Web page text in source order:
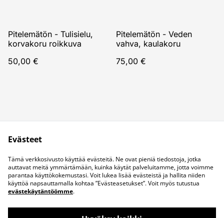
Pitelemätön - Tulisielu,
korvakoru roikkuva
50,00 €
Pitelemätön - Veden
vahva, kaulakoru
75,00 €
Juridiset ehdot
Tietosuojakäytäntö
Evästekäytäntö
Ota yhteyttä
Evästeet
Tämä verkkosivusto käyttää evästeitä. Ne ovat pieniä tiedostoja, jotka
auttavat meitä ymmärtämään, kuinka käytät palveluitamme, jotta voimme
parantaa käyttökokemustasi. Voit lukea lisää evästeistä ja hallita niiden
käyttöä napsauttamalla kohtaa ”Evästeasetukset”. Voit myös tutustua
evästekäytäntöömme.